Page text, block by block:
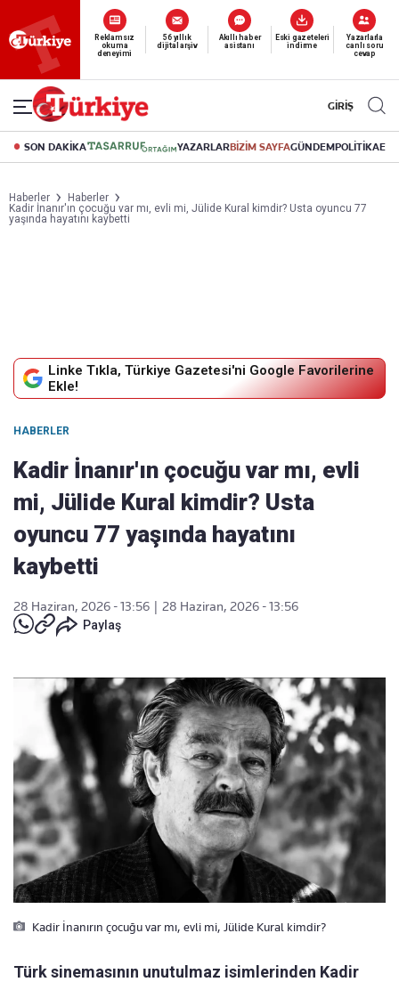
Reklamsız 56 yıllık Akıllı haber Eski gazeteleri Yazarlarla
Yeni nesil dijital
abonelik 19 TL’den başlayan fiyatlarla.
GİRİŞ
SON DAKİKA YAZARLARBİZİM SAYFAGÜNDEMPOLİTİKA
Haberler
Haberler
Kadir İnanır'ın çocuğu var mı, evli mi, Jülide Kural kimdir? Usta oyuncu 77
yaşında hayatını kaybetti
Linke Tıkla, Türkiye Gazetesi'ni Google Favorilerine
Ekle!
HABERLER
Kadir İnanır'ın çocuğu var mı, evli
mi, Jülide Kural kimdir? Usta
oyuncu 77 yaşında hayatını
kaybetti
28 Haziran, 2026 - 13:56
28 Haziran, 2026 - 13:56
Paylaş
Kadir İnanırın çocuğu var mı, evli mi, Jülide Kural kimdir?
Türk sinemasının unutulmaz isimlerinden Kadir